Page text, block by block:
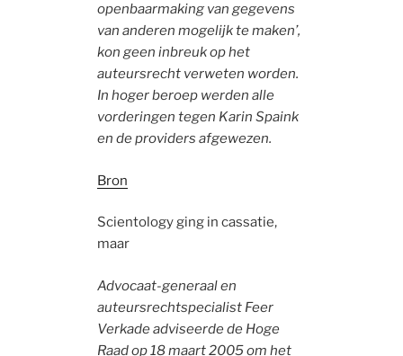
openbaarmaking van gegevens
van anderen mogelijk te maken’,
kon geen inbreuk op het
auteursrecht verweten worden.
In hoger beroep werden alle
vorderingen tegen Karin Spaink
en de providers afgewezen.
Bron
Scientology ging in cassatie,
maar
Advocaat-generaal en
auteursrechtspecialist Feer
Verkade adviseerde de Hoge
Raad op 18 maart 2005 om het